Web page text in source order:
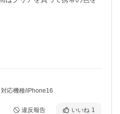
応機種/iPhone16
違反報告 いいね 1